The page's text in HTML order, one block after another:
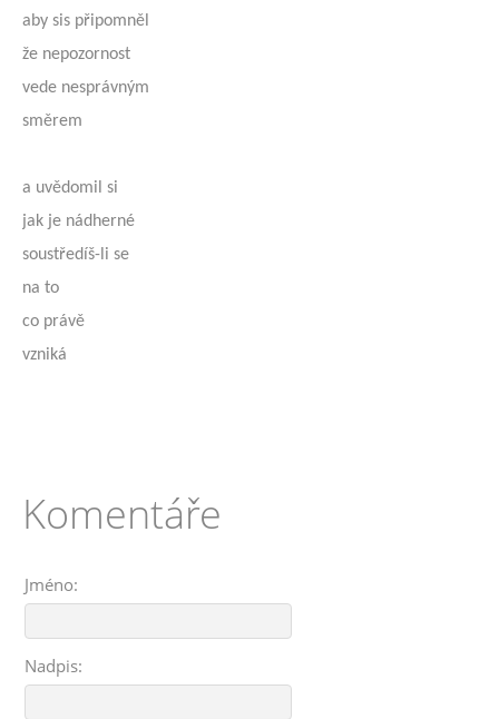
aby sis připomněl
že nepozornost
vede nesprávným
směrem
a uvědomil si
jak je nádherné
soustředíš-li se
na to
co právě
vzniká
Komentáře
Jméno:
Nadpis: